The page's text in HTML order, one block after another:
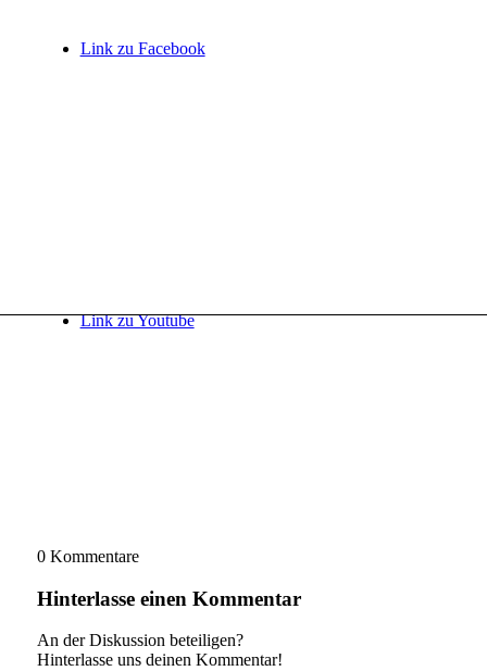
Link zu Facebook
Link zu Youtube
0 Kommentare
Hinterlasse einen Kommentar
An der Diskussion beteiligen?
Hinterlasse uns deinen Kommentar!